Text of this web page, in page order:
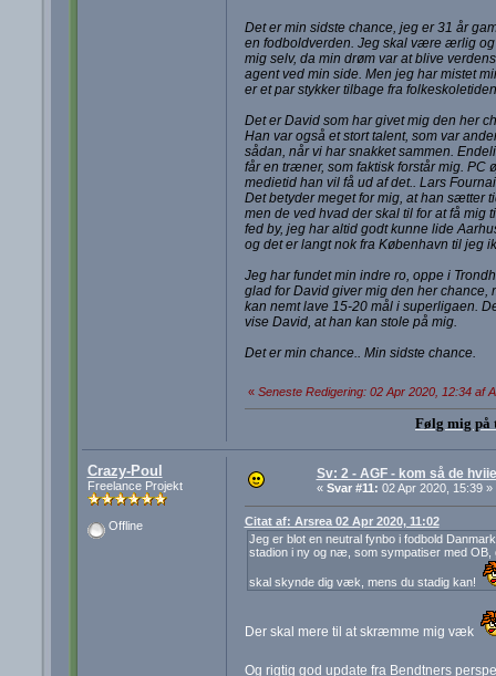
Det er min sidste chance, jeg er 31 år
en fodboldverden. Jeg skal være ærlig og
mig selv, da min drøm var at blive
agent ved min side. Men jeg har mistet
er et par stykker tilbage fra
Det er David som har givet mig den her
Han var også et stort talent, som var
sådan, når vi har snakket sammen.
får en træner, som faktisk forstår mig. PC
medietid han vil få ud af det.. Lars
Det betyder meget for mig, at han sætter
men de ved hvad der skal til for at få
fed by, jeg har altid godt kunne lide
og det er langt nok fra København til jeg
Jeg har fundet min indre ro, oppe i
glad for David giver mig den her chance,
kan nemt lave 15-20 mål i superligaen.
vise David, at han kan stole på mig.
Det er min chance.. Min sidste chance.
« Seneste Redigering: 02 Apr 2020, 12:34 af
Følg mig på
Crazy-Poul
Freelance Projekt
Offline
Sv: 2 - AGF - kom så de
« Svar #11: 02 Apr 2020, 15:39 »
Citat af: Arsrea 02 Apr 2020, 11:02
Jeg er blot en neutral fynbo i fodbold
stadion i ny og næ, som sympatiser med
skal skynde dig væk, mens du stadig kan!
Der skal mere til at skræmme mig væk
Og rigtig god update fra Bendtners